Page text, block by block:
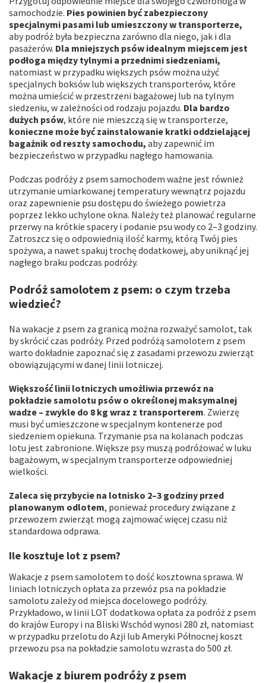
samochodzie. Pies powinien być zabezpieczony
specjalnymi pasami lub umieszczony w transporterze,
aby podróż była bezpieczna zarówno dla niego, jak i dla
pasażerów. Dla mniejszych psów idealnym miejscem jest
podłoga między tylnymi a przednimi siedzeniami,
natomiast w przypadku większych psów można użyć
specjalnych boksów lub większych transporterów, które
można umieścić w przestrzeni bagażowej lub na tylnym
siedzeniu, w zależności od rodzaju pojazdu. Dla bardzo
dużych psów, które nie mieszczą się w transporterze,
konieczne może być zainstalowanie kratki oddzielającej
bagażnik od reszty samochodu, aby zapewnić im
bezpieczeństwo w przypadku nagłego hamowania.
Podczas podróży z psem samochodem ważne jest również
utrzymanie umiarkowanej temperatury wewnątrz pojazdu
oraz zapewnienie psu dostępu do świeżego powietrza
poprzez lekko uchylone okna. Należy też planować regularne
przerwy na krótkie spacery i podanie psu wody co 2–3 godziny.
Zatroszcz się o odpowiednią ilość karmy, którą Twój pies
spożywa, a nawet spakuj trochę dodatkowej, aby uniknąć jej
nagłego braku podczas podróży.
Podróż samolotem z psem: o czym trzeba
wiedzieć?
Na wakacje z psem za granicą można rozważyć samolot, tak
by skrócić czas podróży. Przed podróżą samolotem z psem
warto dokładnie zapoznać się z zasadami przewozu zwierząt
obowiązującymi w danej linii lotniczej.
Większość linii lotniczych umożliwia przewóz na
pokładzie samolotu psów o określonej maksymalnej
wadze – zwykle do 8 kg wraz z transporterem. Zwierzę
musi być umieszczone w specjalnym kontenerze pod
siedzeniem opiekuna. Trzymanie psa na kolanach podczas
lotu jest zabronione. Większe psy muszą podróżować w luku
bagażowym, w specjalnym transporterze odpowiedniej
wielkości.
Zaleca się przybycie na lotnisko 2–3 godziny przed
planowanym odlotem, ponieważ procedury związane z
przewozem zwierząt mogą zajmować więcej czasu niż
standardowa odprawa.
Ile kosztuje lot z psem?
Wakacje z psem samolotem to dość kosztowna sprawa. W
liniach lotniczych opłata za przewóz psa na pokładzie
samolotu zależy od miejsca docelowego podróży.
Przykładowo, w linii LOT dodatkowa opłata za podróż z psem
do krajów Europy i na Bliski Wschód wynosi 280 zł, natomiast
w przypadku przelotu do Azji lub Ameryki Północnej koszt
przewozu psa na pokładzie samolotu wzrasta do 500 zł.
Wakacje z biurem podróży z psem